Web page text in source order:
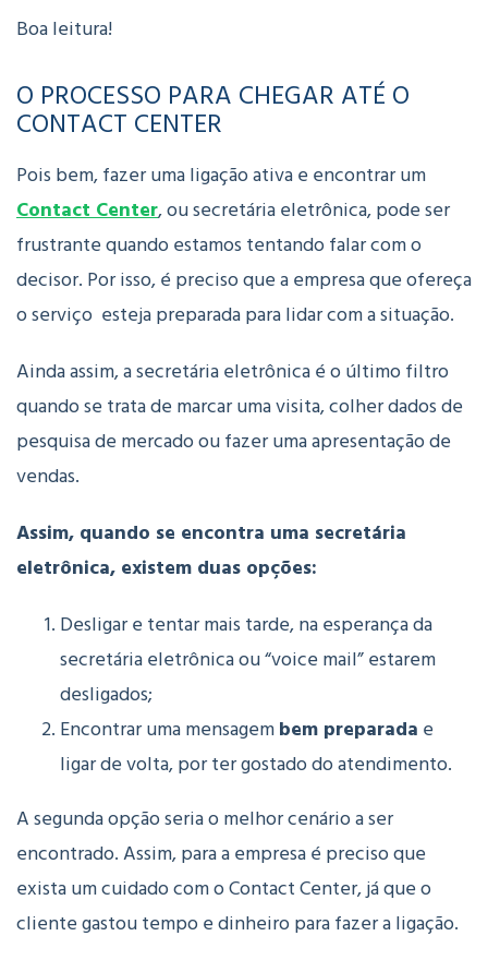
Boa leitura!
O PROCESSO PARA CHEGAR ATÉ O
CONTACT CENTER
Pois bem, fazer uma ligação ativa e encontrar um
Contact Center, ou secretária eletrônica, pode ser
frustrante quando estamos tentando falar com o
decisor. Por isso, é preciso que a empresa que ofereça
o serviço esteja preparada para lidar com a situação.
Ainda assim, a secretária eletrônica é o último filtro
quando se trata de marcar uma visita, colher dados de
pesquisa de mercado ou fazer uma apresentação de
vendas.
Assim, quando se encontra uma secretária
eletrônica, existem duas opções:
Desligar e tentar mais tarde, na esperança da
secretária eletrônica ou “voice mail” estarem
desligados;
Encontrar uma mensagembem preparada e
ligar de volta, por ter gostado do atendimento.
A segunda opção seria o melhor cenário a ser
encontrado. Assim, para a empresa é preciso que
exista um cuidado com o Contact Center, já que o
cliente gastou tempo e dinheiro para fazer a ligação.